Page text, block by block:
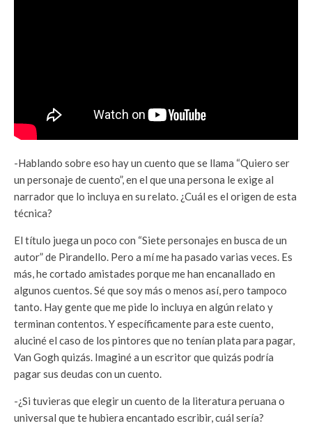
-Hablando sobre eso hay un cuento que se llama “Quiero ser
un personaje de cuento”, en el que una persona le exige al
narrador que lo incluya en su relato. ¿Cuál es el origen de esta
técnica?
El título juega un poco con “Siete personajes en busca de un
autor” de Pirandello. Pero a mí me ha pasado varias veces. Es
más, he cortado amistades porque me han encanallado en
algunos cuentos. Sé que soy más o menos así, pero tampoco
tanto. Hay gente que me pide lo incluya en algún relato y
terminan contentos. Y específicamente para este cuento,
aluciné el caso de los pintores que no tenían plata para pagar,
Van Gogh quizás. Imaginé a un escritor que quizás podría
pagar sus deudas con un cuento.
-¿Si tuvieras que elegir un cuento de la literatura peruana o
universal que te hubiera encantado escribir, cuál sería?